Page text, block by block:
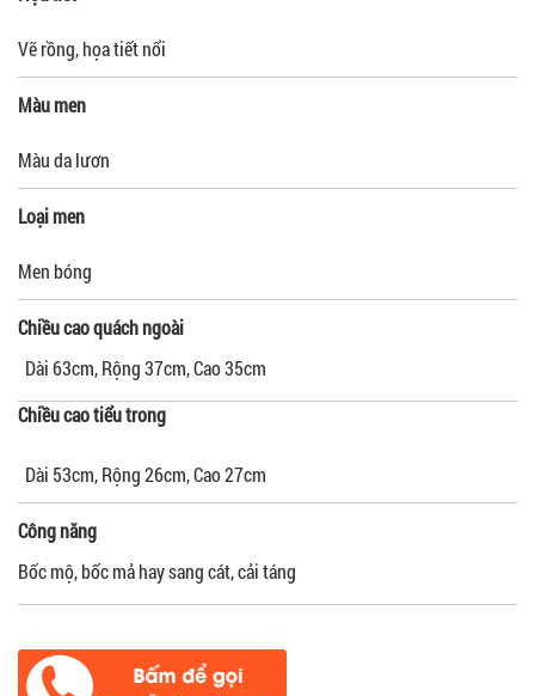
Vẽ rồng, họa tiết nổi
Màu men
Màu da lươn
Loại men
Men bóng
Chiều cao quách ngoài
Dài 63cm, Rộng 37cm, Cao 35cm
Chiều cao tiểu trong
Dài 53cm, Rộng 26cm, Cao 27cm
Công năng
Bốc mộ, bốc mả hay sang cát, cải táng